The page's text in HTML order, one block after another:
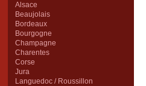
Alsace
Beaujolais
Bordeaux
Bourgogne
Champagne
Charentes
Corse
Jura
Languedoc / Roussillon